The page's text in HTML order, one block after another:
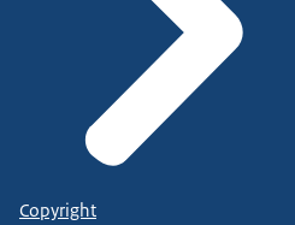
Copyright